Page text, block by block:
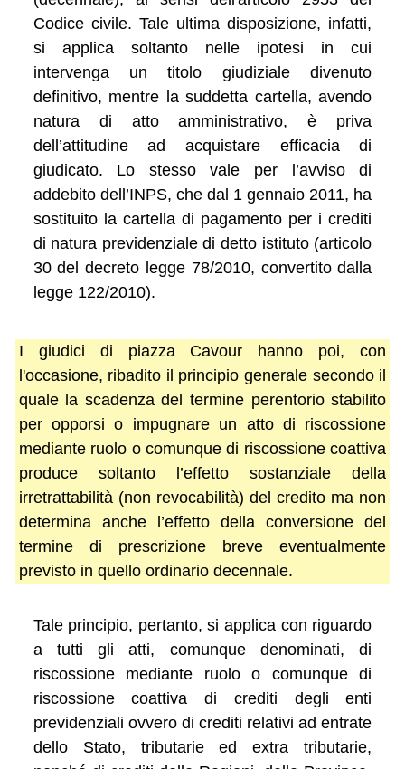
Codice civile. Tale ultima disposizione, infatti,
si applica soltanto nelle ipotesi in cui
intervenga un titolo giudiziale divenuto
definitivo, mentre la suddetta cartella, avendo
natura di atto amministrativo, è priva
dell’attitudine ad acquistare efficacia di
giudicato. Lo stesso vale per l’avviso di
addebito dell’INPS, che dal 1 gennaio 2011, ha
sostituito la cartella di pagamento per i crediti
di natura previdenziale di detto istituto (articolo
30 del decreto legge 78/2010, convertito dalla
legge 122/2010).
I giudici di piazza Cavour hanno poi, con
l'occasione, ribadito il principio generale secondo il
quale la scadenza del termine perentorio stabilito
per opporsi o impugnare un atto di riscossione
mediante ruolo o comunque di riscossione coattiva
produce soltanto l’effetto sostanziale della
irretrattabilità (non revocabilità) del credito ma non
determina anche l’effetto della conversione del
termine di prescrizione breve eventualmente
previsto in quello ordinario decennale.
Tale principio, pertanto, si applica con riguardo
a tutti gli atti, comunque denominati, di
riscossione mediante ruolo o comunque di
riscossione coattiva di crediti degli enti
previdenziali ovvero di crediti relativi ad entrate
dello Stato, tributarie ed extra tributarie,